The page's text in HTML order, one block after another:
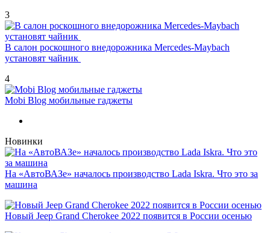
3
В салон роскошного внедорожника Mercedes-Maybach
установят чайник
4
Mobi Blog мобильные гаджеты
Новинки
На «АвтоВАЗе» началось производство Lada Iskra. Что это за
машина
Новый Jeep Grand Cherokee 2022 появится в России осенью